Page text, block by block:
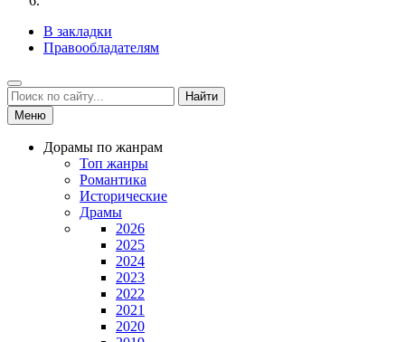
В закладки
Правообладателям
Найти
Меню
Дорамы по жанрам
Топ жанры
Романтика
Исторические
Драмы
2026
2025
2024
2023
2022
2021
2020